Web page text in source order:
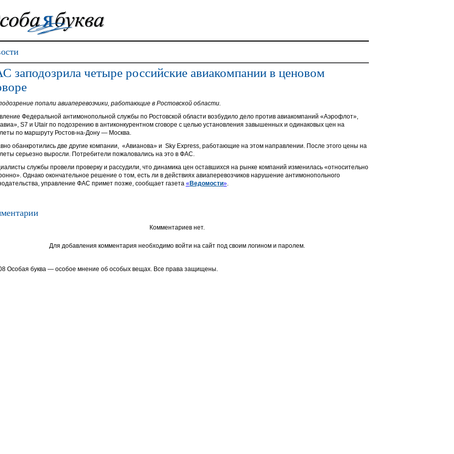
заподозрила четыре российские авиакомпании в ценовом
попали авиаперевозчики, работающие в Ростовской области.
Федеральной антимонопольной службы по Ростовской области возбудило дело против авиакомпаний «Аэрофлот»,
S7 и Utair по подозрению в антиконкурентном сговоре с целью установления завышенных и одинаковых цен на
по маршруту Ростов-на-Дону — Москва.
обанкротились две другие компании, «Авианова» и Sky Express, работающие на этом направлении. После этого цены на
серьезно выросли. Потребители пожаловались на это в ФАС.
службы провели проверку и рассудили, что динамика цен оставшихся на рынке компаний изменилась «относительно
Однако окончательное решение о том, есть ли в действиях авиаперевозчиков нарушение антимонопольного
управление ФАС примет позже, сообщает газета « Ведомости».
Комментариев нет.
Для добавления комментария необходимо войти на сайт под своим логином и паролем.
Особая буква — особое мнение об особых вещах. Все права защищены.